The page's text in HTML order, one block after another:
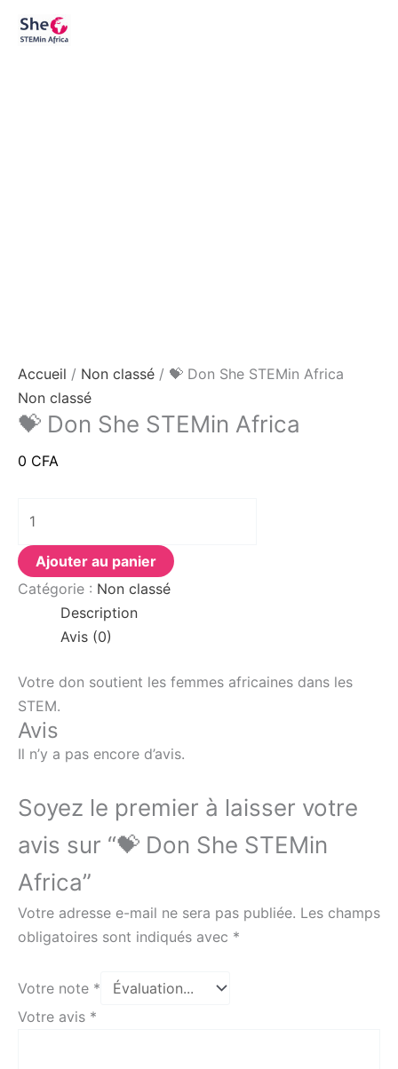
Accueil / Non classé / 💝 Don She STEMin Africa
Non classé
💝 Don She STEMin Africa
0 CFA
de
Ajouter au panier
Catégorie : Non classé
Description
Avis (0)
Votre don soutient les femmes africaines dans les
STEM.
Avis
Il n’y a pas encore d’avis.
Soyez le premier à laisser votre
avis sur “💝 Don She STEMin
Africa”
Votre adresse e-mail ne sera pas publiée. Les champs
obligatoires sont indiqués avec *
Votre note *
Votre avis *